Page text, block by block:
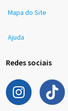
Mapa do Site
Ajuda
Redes sociais